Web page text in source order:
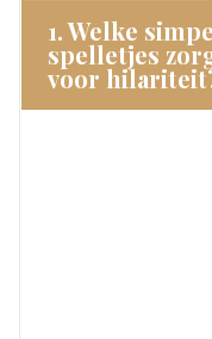
1. Welke
spelletjes
voor